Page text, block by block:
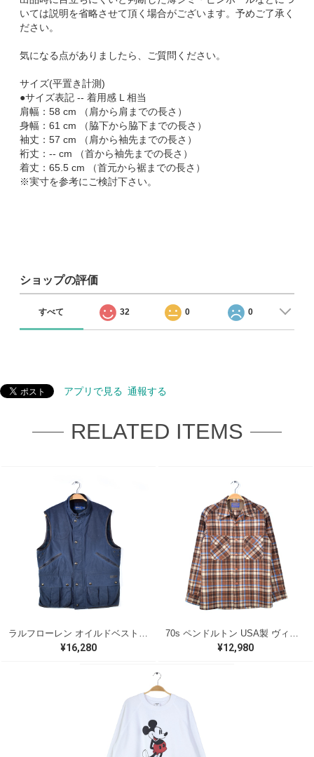
いては説明を省略させて頂く場合がございます。予めご了承く
ださい。
気になる点がありましたら、ご質問ください。
サイズ(平置き計測)
●サイズ表記 -- 着用感 L 相当
肩幅：58 cm （肩から肩までの長さ）
身幅：61 cm （脇下から脇下までの長さ）
袖丈：57 cm （肩から袖先までの長さ）
裄丈：-- cm （首から袖先までの長さ）
着丈：65.5 cm （首元から裾までの長さ）
※実寸を参考にご検討下さい。
ショップの評価
すべて 32 0 0
アプリで見る 通報する
RELATED ITEMS
¥16,280 ¥12,980